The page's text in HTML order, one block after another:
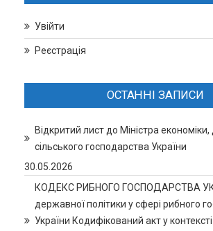
Увійти
Реєстрація
ОСТАННІ ЗАПИСИ
Відкритий лист до Міністра економіки,
сільського господарства України
30.05.2026
КОДЕКС РИБНОГО ГОСПОДАРСТВА
державної політики у сфері рибного
України Кодифікований акт у